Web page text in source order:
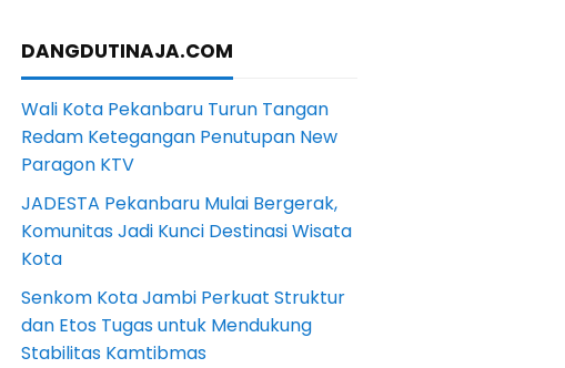
DANGDUTINAJA.COM
Wali Kota Pekanbaru Turun Tangan
Redam Ketegangan Penutupan New
Paragon KTV
JADESTA Pekanbaru Mulai Bergerak,
Komunitas Jadi Kunci Destinasi Wisata
Kota
Senkom Kota Jambi Perkuat Struktur
dan Etos Tugas untuk Mendukung
Stabilitas Kamtibmas